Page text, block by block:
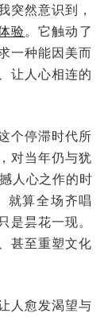
突然意识到，
验。它触动了
一种能因美而
让人心相连的
个停滞时代所
对当年仍与犹
人心之作的时
就算全场齐唱
是昙花一现。
甚至重塑文化
人愈发渴望与